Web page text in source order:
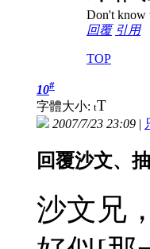
Don't know
回覆 引用
TOP
10#
字體大小: tT
2007/7/23 23:09 |
回覆沙文、
沙文兄